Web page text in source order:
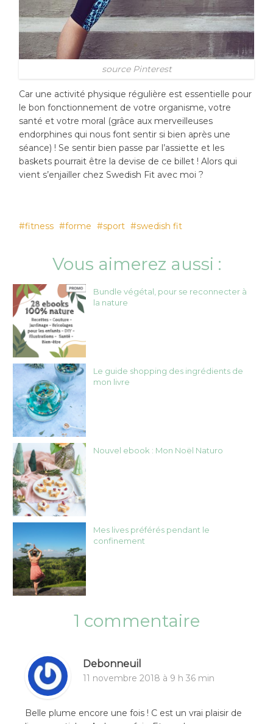
source Pinterest
Car une activité physique régulière est essentielle pour
le bon fonctionnement de votre organisme, votre
santé et votre moral (grâce aux merveilleuses
endorphines qui nous font sentir si bien après une
séance) ! Se sentir bien passe par l’assiette et les
baskets pourrait être la devise de ce billet ! Alors qui
vient s’enjailler chez Swedish Fit avec moi ?
fitness forme sport swedish fit
Vous aimerez aussi :
Bundle végétal, pour se reconnecter à
la nature
Le guide shopping des ingrédients de
mon livre
Nouvel ebook : Mon Noël Naturo
Mes lives préférés pendant le
confinement
1 commentaire
Debonneuil
11 novembre 2018 à 9 h 36 min
Belle plume encore une fois ! C est un vrai plaisir de